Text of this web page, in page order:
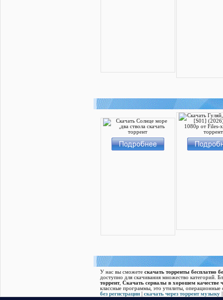
У нас вы сможете скачать торренты бесплатно
доступно для скачивания множество категорий.
торрент, Скачать cериалы в хорошем качестве
классные программы, это утилиты,
без регистрации| скачать через торрент музыку